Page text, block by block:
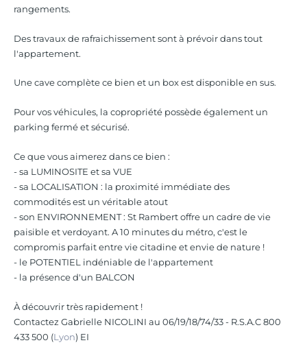
rangements.
Des travaux de rafraichissement sont à prévoir dans tout
l'appartement.
Une cave complète ce bien et un box est disponible en sus.
Pour vos véhicules, la copropriété possède également un
parking fermé et sécurisé.
Ce que vous aimerez dans ce bien :
- sa LUMINOSITE et sa VUE
- sa LOCALISATION : la proximité immédiate des
commodités est un véritable atout
- son ENVIRONNEMENT : St Rambert offre un cadre de vie
paisible et verdoyant. A 10 minutes du métro, c'est le
compromis parfait entre vie citadine et envie de nature !
- le POTENTIEL indéniable de l'appartement
- la présence d'un BALCON
À découvrir très rapidement !
Contactez Gabrielle NICOLINI au 06/19/18/74/33 - R.S.A.C 800
433 500 (Lyon) EI